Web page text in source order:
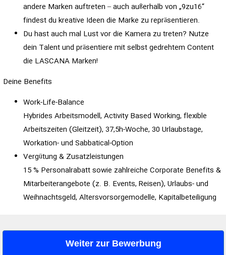
andere Marken auftreten – auch außerhalb von „9zu16“
findest du kreative Ideen die Marke zu repräsentieren.
Du hast auch mal Lust vor die Kamera zu treten? Nutze
dein Talent und präsentiere mit selbst gedrehtem Content
die LASCANA Marken!
Deine Benefits
Work-Life-Balance
Hybrides Arbeitsmodell, Activity Based Working, flexible
Arbeitszeiten (Gleitzeit), 37,5h-Woche, 30 Urlaubstage,
Workation- und Sabbatical-Option
Vergütung & Zusatzleistungen
15 % Personalrabatt sowie zahlreiche Corporate Benefits &
Mitarbeiterangebote (z. B. Events, Reisen), Urlaubs- und
Weihnachtsgeld, Altersvorsorgemodelle, Kapitalbeteiligung
Weiter zur Bewerbung